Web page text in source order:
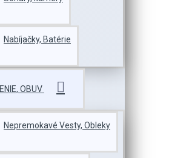
Nabíjačky, Batérie
OBUV
Nepremokavé Vesty, Obleky